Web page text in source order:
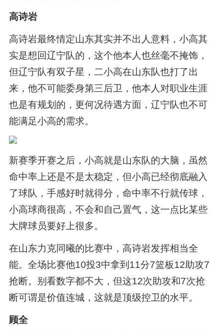
高诗岩
高诗岩最终情定山东其实并不出人意料，小高其
实是想回辽宁队的，这个他本人也丝毫不掩饰，
但辽宁队有双子星，二小高在山东队也打了出
来，他不可能委身第三后卫，他本人对职业生涯
也是有规划的，更何况待遇方面，辽宁队也不可
能满足小高的需求。
新赛季开赛之后，小高就是山东队的大脑，虽然
命中率上还是不是太稳定，但小高已经彻底融入
了球队，手感好时就得分，命中率不行就传球，
小高球商很高，不会和自己置气，这一点比某些
大牌球员要好上很多。
在山东力克同曦的比赛中，高诗岩发挥相当全
能。全场比赛他10投3中拿到11分7篮板12助攻7
抢断。别看数字都不大，但这12次助攻和7次抢
断可谓是价值连城，这就是顶级控卫的水平。
顾全